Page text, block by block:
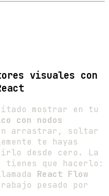
visuales con
mostrar en tu
con nodos
arrastrar, soltar
te hayas
desde cero. La
tienes que hacerlo:
React Flow
pesado por